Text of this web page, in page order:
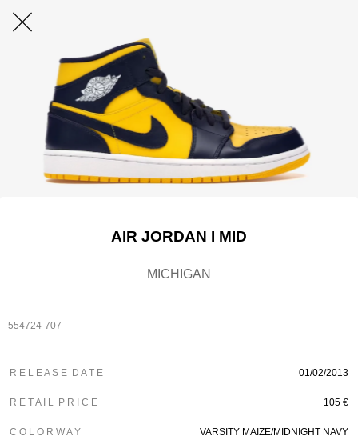
AIR JORDAN I MID
MICHIGAN
554724-707
R E L E A S E D A T E 01/02/2013
R E T A I L P R I C E 105 €
C O L O R W A Y VARSITY MAIZE/MIDNIGHT NAVY